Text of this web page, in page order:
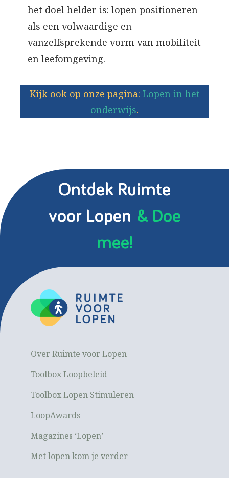
het doel helder is: lopen positioneren
als een volwaardige en
vanzelfsprekende vorm van mobiliteit
en leefomgeving.
Kijk ook op onze pagina: Lopen in het
onderwijs.
Ontdek Ruimte
voor Lopen & Doe
mee!
Over Ruimte voor Lopen
Toolbox Loopbeleid
Toolbox Lopen Stimuleren
LoopAwards
Magazines ‘Lopen’
Met lopen kom je verder